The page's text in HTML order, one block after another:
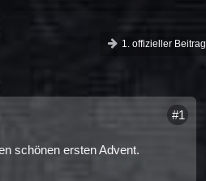
1. offizieller Beitrag
#1
schönen ersten Advent.